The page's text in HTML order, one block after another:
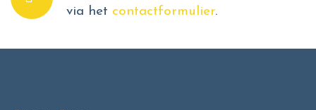
via het contactformulier.